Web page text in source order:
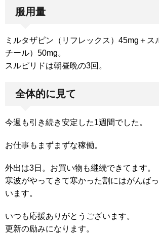
服用量
ミルタザピン（リフレックス）45mg＋ス
チール）50mg。
スルピリドは朝昼晩の3回。
全体的に見て
今週も引き続き安定した1週間でした。
お仕事もまずまずな稼働。
外出は3日。お買い物も継続できてます。
寒波がやってきて寒かった割にはがんば
います。
いつも応援ありがとうございます。
更新の励みになります。